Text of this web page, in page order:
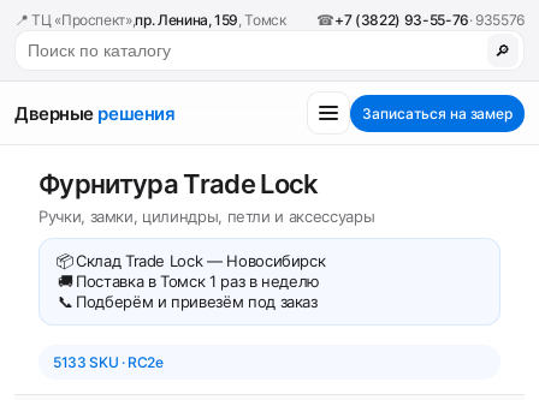
📍 ТЦ «Проспект»,пр. Ленина, 159, Томск ☎+7 (3822) 93-55-76· 935576
🔎
Дверные решения Записаться на замер
Фурнитура Trade Lock
Ручки, замки, цилиндры, петли и аксессуары
📦Склад Trade Lock — Новосибирск
🚚 Поставка в Томск 1 раз в неделю
📞 Подберём и привезём под заказ
5133 SKU · RC2e